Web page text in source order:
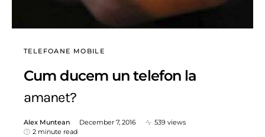
TELEFOANE MOBILE
Cum ducem un telefon la
amanet?
Alex Muntean December 7, 2016
539 views
2 minute read